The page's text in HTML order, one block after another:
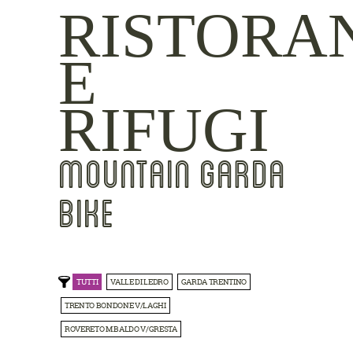
E
RIFUGI
MOUNTAIN GARDA
BIKE
TUTTI VALLE DI LEDRO GARDA TRENTINO
TRENTO BONDONE V/LAGHI
ROVERETO M.BALDO V/GRESTA